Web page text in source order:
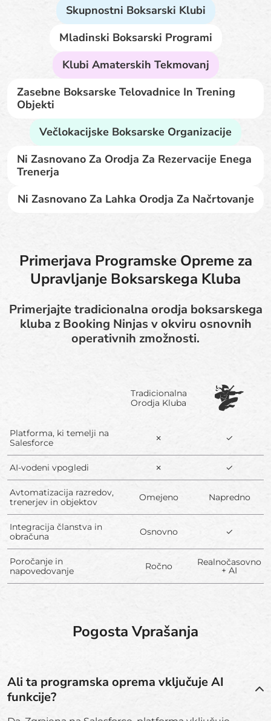
Skupnostni Boksarski Klubi
Mladinski Boksarski Programi
Klubi Amaterskih Tekmovanj
Zasebne Boksarske Telovadnice In Trening
Objekti
Večlokacijske Boksarske Organizacije
Ni Zasnovano Za Orodja Za Rezervacije Enega
Trenerja
Ni Zasnovano Za Lahka Orodja Za Načrtovanje
Primerjava Programske Opreme za
Upravljanje Boksarskega Kluba
Primerjajte tradicionalna orodja boksarskega
kluba z Booking Ninjas v okviru osnovnih
operativnih zmožnosti.
Tradicionalna
Orodja Kluba
Platforma, ki temelji na
Salesforce
✗ ✓
AI-vodeni vpogledi ✗ ✓
Avtomatizacija razredov,
trenerjev in objektov
Omejeno Napredno
Integracija članstva in
obračuna
Osnovno ✓
Poročanje in
napovedovanje
Ročno Realnočasovno
+ AI
Pogosta Vprašanja
Ali ta programska oprema vključuje AI
funkcije?